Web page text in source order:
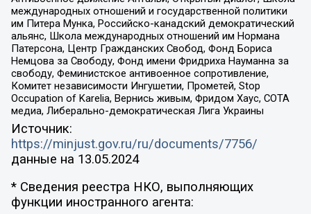
международных отношений и государственной политики
им Питера Мунка, Российско-канадский демократический
альянс, Школа международных отношений им Нормана
Патерсона, Центр Гражданских Свобод, Фонд Бориса
Немцова за Свободу, Фонд имени Фридриха Науманна за
свободу, Феминистское антивоенное сопротивление,
Комитет независимости Ингушетии, Прометей, Stop
Occupation of Karelia, Вернись живым, Фридом Хаус, СОТА
медиа, Либерально-демократическая Лига Украины
Источник:
https://minjust.gov.ru/ru/documents/7756/
данные на 13.05.2024
* Сведения реестра НКО, выполняющих
функции иностранного агента: